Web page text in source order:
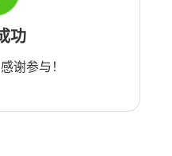
功
谢参与！